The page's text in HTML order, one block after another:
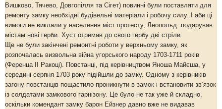
Вишково, Тячево, Довгопілля та Сігет) повинні були поставляти для
ремонту замку необхідні будівельні матеріали і робочу силу. І аби ці
вимоги не виклали у населення міст протесту, Леопольд подарував
містам нові герби. Хуст отримав до свого гербу дві стріли.
Ще не були закінчені ремонтні роботи у верхньому замку, як
розпочалась визвольна війна угорського народу 1703-1711 років
(Ференца II Ракоці). Повстанці, під керівництвом Яноша Майєша, у
середині серпня 1703 року підійшли до замку. Одному з керівників
загону повстанців пощастило проникнути в замок і встановити зв’язок
із солдатами замкового гарнізону. Це було не так уже й складно,
оскільки комендант замку барон Ейзнер давно вже не видавав